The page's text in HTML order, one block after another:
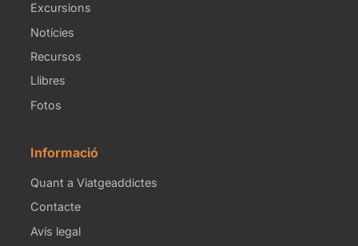
Excursions
Notícies
Recursos
Llibres
Fotos
Informació
Quant a Viatgeaddictes
Contacte
Avís legal